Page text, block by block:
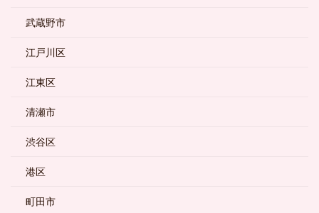
武蔵野市
江戸川区
江東区
清瀬市
渋谷区
港区
町田市